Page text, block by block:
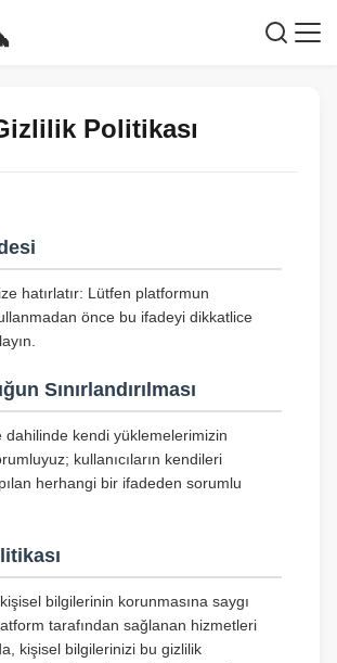
Politikası
hatırlatır: Lütfen platformun
önce bu ifadeyi dikkatlice
Sınırlandırılması
dahilinde kendi yüklemelerimizin
kullanıcıların kendileri
herhangi bir ifadeden sorumlu
kişisel bilgilerinin korunmasına saygı
tarafından sağlanan hizmetleri
kişisel bilgilerinizi bu gizlilik